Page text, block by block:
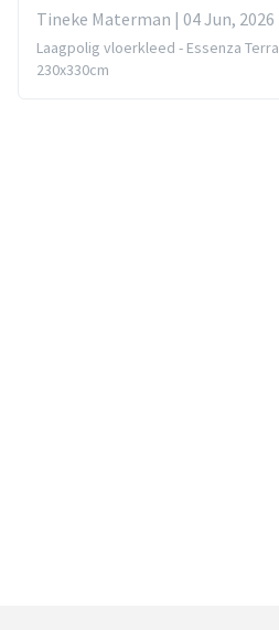
Tineke Materman | 04 Jun, 2026
Laagpolig vloerkleed - Essenza Terra
230x330cm